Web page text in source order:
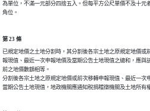
為單位，不滿一元部分四捨五入。但每平方公尺單價不及十元
第 23 條
已規定地價之土地分割時，其分割後各宗土地之原規定地價或
報現值、最近一次申報地價及當期公告土地現值之總和，應與
前之地價數額相等。
分割後各宗土地之原規定地價或前次移轉申報現值、最近一次